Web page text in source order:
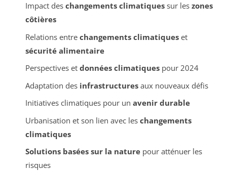
Impact des changements climatiquessur les zones
côtières
Relations entre changements climatiqueset
sécurité alimentaire
Perspectives et données climatiquespour 2024
Adaptation des infrastructuresaux nouveaux défis
Initiatives climatiques pour un avenir durable
Urbanisation et son lien avec les changements
climatiques
Solutions basées sur la naturepour atténuer les
risques